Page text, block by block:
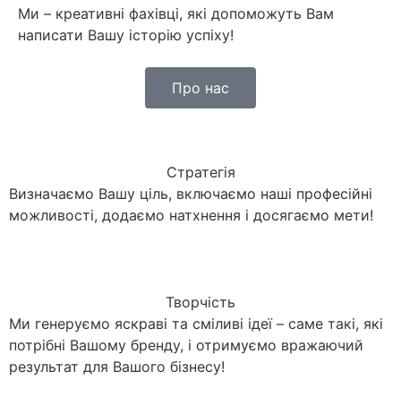
Ми – креативні фахівці, які допоможуть Вам
написати Вашу історію успіху!
Про нас
Стратегія
Визначаємо Вашу ціль, включаємо наші професійні
можливості, додаємо натхнення і досягаємо мети!
Творчість
Ми генеруємо яскраві та сміливі ідеї – саме такі, які
потрібні Вашому бренду, і отримуємо вражаючий
результат для Вашого бізнесу!